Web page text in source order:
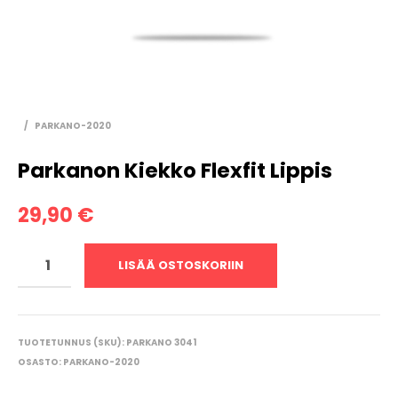
/ PARKANO-2020
Parkanon Kiekko Flexfit Lippis
29,90 €
LISÄÄ OSTOSKORIIN
TUOTETUNNUS (SKU): PARKANO 3041
OSASTO: PARKANO-2020